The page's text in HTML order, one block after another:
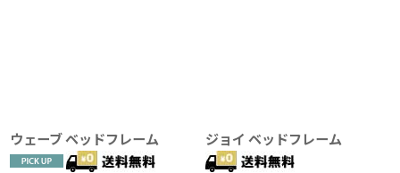
ウェーブ ベッドフレーム ジョイ ベッドフレーム